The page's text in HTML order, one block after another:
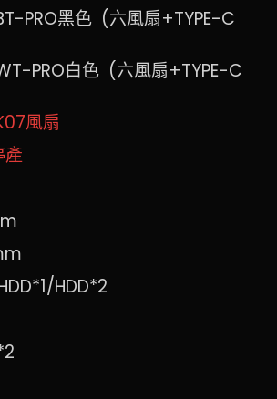
PRO黑色 (六風扇+TYPE-C
PRO白色 (六風扇+TYPE-C
風扇
產
HDD*2